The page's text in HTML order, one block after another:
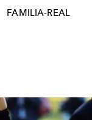
FAMILIA-REAL